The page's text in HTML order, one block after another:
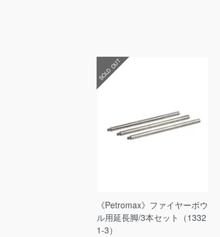
SOLD OUT
《Petromax》ファイヤーボウ
ル用延長脚/3本セット（1332
1-3）